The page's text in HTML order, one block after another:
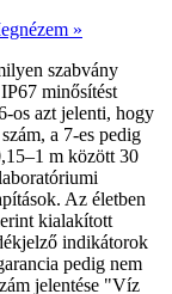
»
szabvány
minősítést
os azt jelenti, hogy
a 7-es pedig
m között 30
Az életben
kialakított
indikátorok
pedig nem
jelentése "Víz